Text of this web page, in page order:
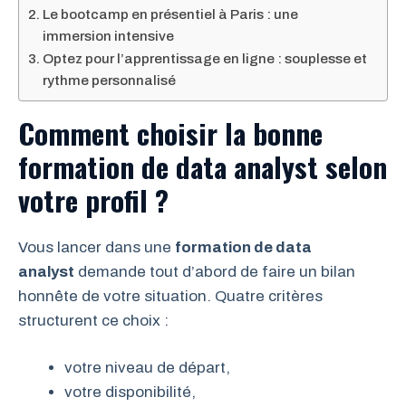
Le bootcamp en présentiel à Paris : une
immersion intensive
Optez pour l’apprentissage en ligne : souplesse et
rythme personnalisé
Comment choisir la bonne
formation de data analyst selon
votre profil ?
Vous lancer dans une formation de data
analyst demande tout d’abord de faire un bilan
honnête de votre situation. Quatre critères
structurent ce choix :
votre niveau de départ,
votre disponibilité,